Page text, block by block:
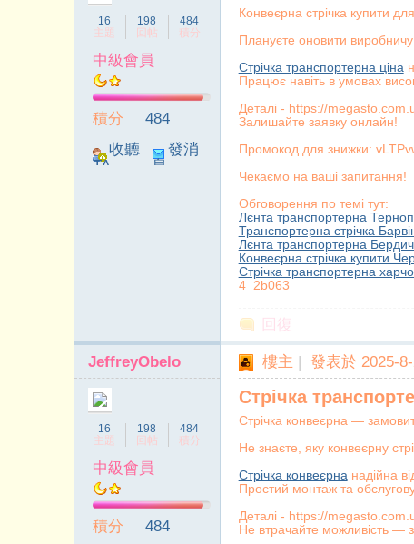
16
主題
198
回帖
484
積分
中級會員
積分
484
收聽
TA
發消
息
Конвеєрна стрічка купити
Плануєте оновити виробничу
Стрічка транспортерна ціна
Працює навіть в умовах
Деталі - https://
Залишайте заявку онлайн!
Промокод для знижки:
Чекаємо на ваші запитання!
Обговорення по темі тут:
Лєнта транспортерна
Транспортерна стрічка
Лєнта транспортерна
Конвеєрна стрічка купити
Стрічка транспортерна
4_2b063
回復
JeffreyObelo
16
主題
198
回帖
484
積分
中級會員
積分
484
樓主 | 發表於 2025-
Стрічка
Стрічка конвеєрна —
Не знаєте, яку конвеєрну
Стрічка конвеєрна надійна
Простий монтаж та
Деталі - https://
Не втрачайте можливість —